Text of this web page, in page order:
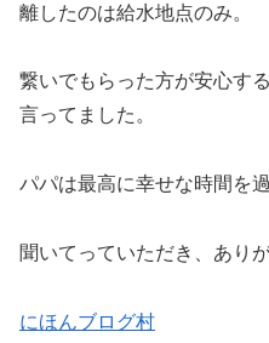
離したのは給水地点のみ。
繋いでもらった方が安心す
言ってました。
パパは最高に幸せな時間を
聞いてっていただき、あり
にほんブログ村